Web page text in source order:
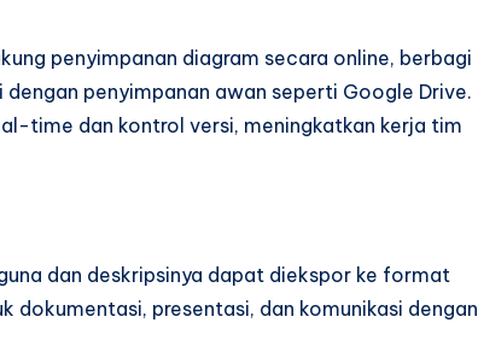
penyimpanan diagram secara online, berbagi
penyimpanan awan seperti Google Drive.
time dan kontrol versi, meningkatkan kerja tim
dan deskripsinya dapat diekspor ke format
dokumentasi, presentasi, dan komunikasi dengan